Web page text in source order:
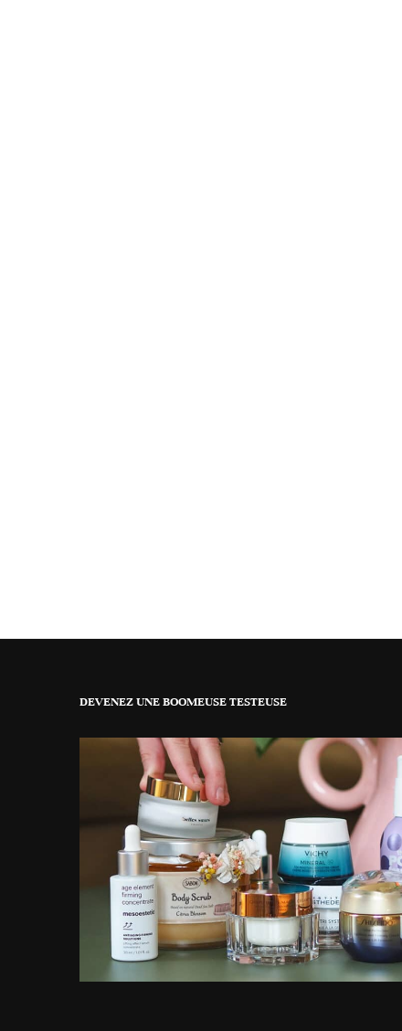
DEVENEZ UNE BOOMEUSE TESTEUSE